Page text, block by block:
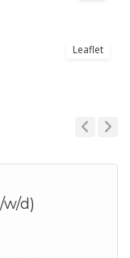
Leaflet
d)